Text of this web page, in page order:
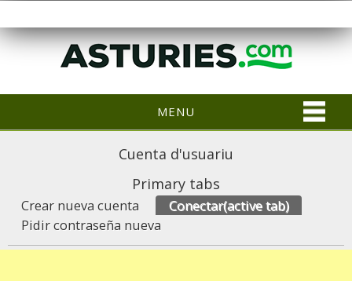
MENU
Cuenta d'usuariu
Primary tabs
Crear nueva cuenta Conectar(active tab)
Pidir contraseña nueva